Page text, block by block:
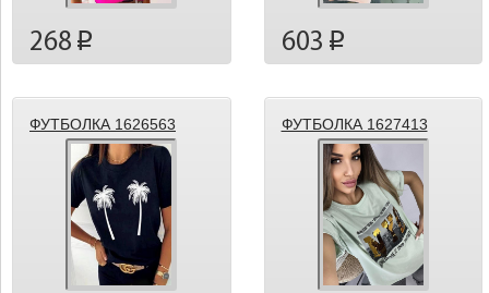
268 p 603 p
ФУТБОЛКА 1626563 ФУТБОЛКА 1627413